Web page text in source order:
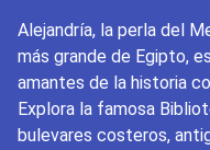
Alejandría, la perla del
más grande de Egipto,
amantes de la historia
Explora la famosa
bulevares costeros,